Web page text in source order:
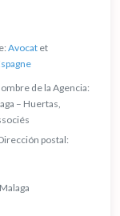
Avocatet
de la Agencia:
– Huertas,
postal: